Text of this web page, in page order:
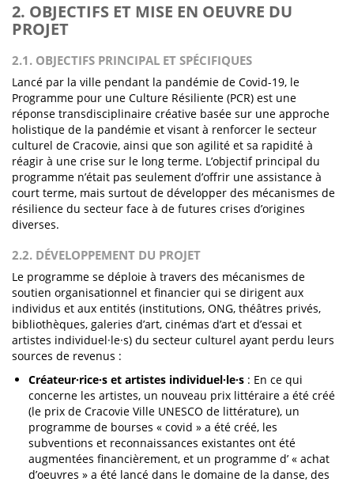
2. OBJECTIFS ET MISE EN OEUVRE DU
PROJET
2.1. OBJECTIFS PRINCIPAL ET SPÉCIFIQUES
Lancé par la ville pendant la pandémie de Covid-19, le
Programme pour une Culture Résiliente (PCR) est une
réponse transdisciplinaire créative basée sur une approche
holistique de la pandémie et visant à renforcer le secteur
culturel de Cracovie, ainsi que son agilité et sa rapidité à
réagir à une crise sur le long terme. L’objectif principal du
programme n’était pas seulement d’offrir une assistance à
court terme, mais surtout de développer des mécanismes de
résilience du secteur face à de futures crises d’origines
diverses.
2.2. DÉVELOPPEMENT DU PROJET
Le programme se déploie à travers des mécanismes de
soutien organisationnel et financier qui se dirigent aux
individus et aux entités (institutions, ONG, théâtres privés,
bibliothèques, galeries d’art, cinémas d’art et d’essai et
artistes individuel·le·s) du secteur culturel ayant perdu leurs
sources de revenus :
Créateur·rice·s et artistes individuel·le·s : En ce qui
concerne les artistes, un nouveau prix littéraire a été créé
(le prix de Cracovie Ville UNESCO de littérature), un
programme de bourses « covid » a été créé, les
subventions et reconnaissances existantes ont été
augmentées financièrement, et un programme d’ « achat
d’oeuvres » a été lancé dans le domaine de la danse, des